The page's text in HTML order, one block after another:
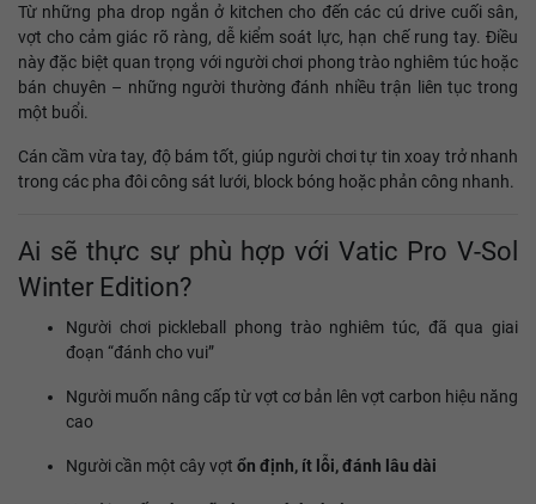
Từ những pha drop ngắn ở kitchen cho đến các cú drive cuối sân,
vợt cho cảm giác rõ ràng, dễ kiểm soát lực, hạn chế rung tay. Điều
này đặc biệt quan trọng với người chơi phong trào nghiêm túc hoặc
bán chuyên – những người thường đánh nhiều trận liên tục trong
một buổi.
Cán cầm vừa tay, độ bám tốt, giúp người chơi tự tin xoay trở nhanh
trong các pha đôi công sát lưới, block bóng hoặc phản công nhanh.
Ai sẽ thực sự phù hợp với Vatic Pro V-Sol
Winter Edition?
Người chơi pickleball phong trào nghiêm túc, đã qua giai
đoạn “đánh cho vui”
Người muốn nâng cấp từ vợt cơ bản lên vợt carbon hiệu năng
cao
Người cần một cây vợt ổn định, ít lỗi, đánh lâu dài